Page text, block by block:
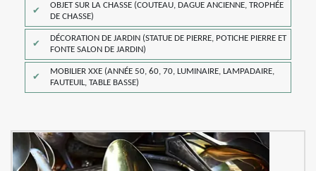
OBJET SUR LA CHASSE (COUTEAU, DAGUE ANCIENNE, TROPHÉE
DE CHASSE)
DÉCORATION DE JARDIN (STATUE DE PIERRE, POTICHE PIERRE ET
FONTE SALON DE JARDIN)
MOBILIER XXE (ANNÉE 50, 60, 70, LUMINAIRE, LAMPADAIRE,
FAUTEUIL, TABLE BASSE)